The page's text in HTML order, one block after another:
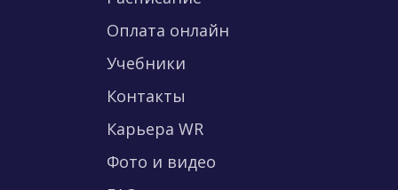
Оплата онлайн
Учебники
Контакты
Карьера WR
Фото и видео